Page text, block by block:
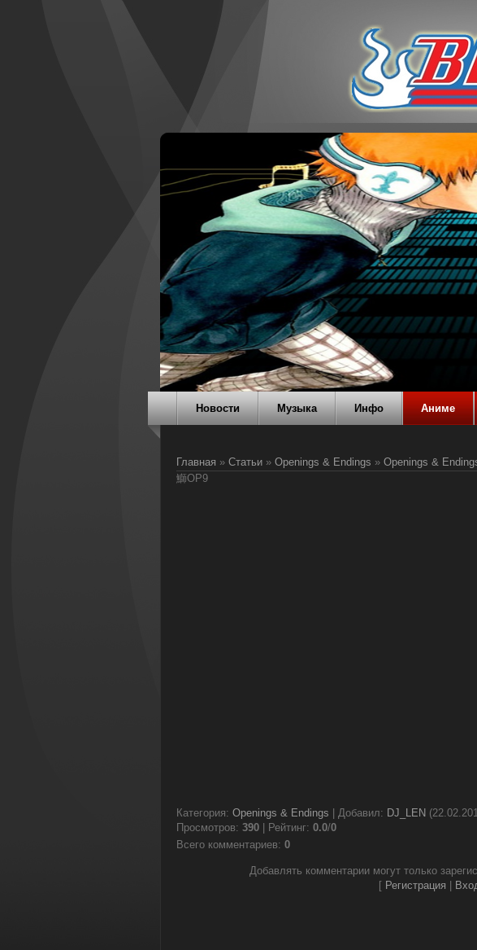
Новости Музыка Инфо Аниме
Главная » Статьи » Openings & Endings » Openings &
鰤OP9
Категория: Openings & Endings Добавил: DJ_LEN
Просмотров: 390 Рейтинг: 0.0/0
Всего комментариев: 0
Добавлять комментарии могут только
[ Регистрация